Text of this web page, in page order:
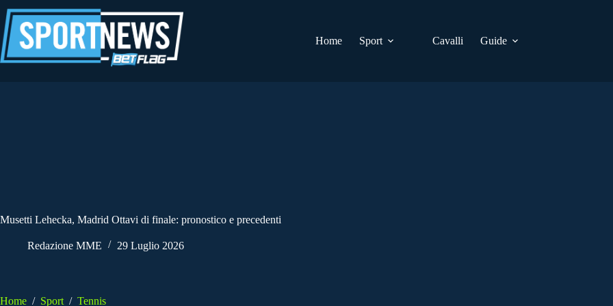
al
contenuto
Home
Sport Cavalli Guide
Musetti Lehecka, Madrid Ottavi di finale: pronostico e precedenti
Redazione MME 29 Luglio 2026
Home / Sport / Tennis